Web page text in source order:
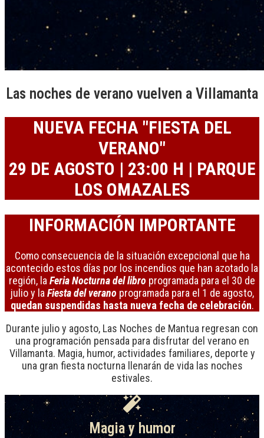
Las noches de verano vuelven a Villamanta
NUEVA FECHA "FIESTA DEL
VERANO"
29 DE AGOSTO | 23:00 H | PARQUE
LOS OMAZALES
INFORMACIÓN IMPORTANTE
Como consecuencia de la situación excepcional que ha
acontecido estos días por los incendios que han azotado la
región, laFeria Nocturna del libro programada para el 30 de
julio y laFiesta del verano programada para el 1 de agosto,
quedan suspendidas hasta nueva fecha de celebración.
Durante julio y agosto, Las Noches de Mantua regresan con
una programación pensada para disfrutar del verano en
Villamanta. Magia, humor, actividades familiares, deporte y
una gran fiesta nocturna llenarán de vida las noches
estivales.
Magia y humor